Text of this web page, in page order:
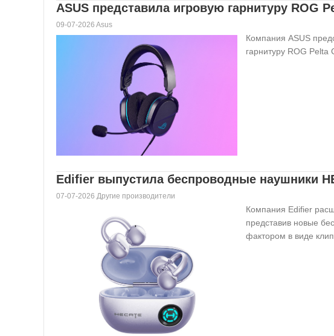
ASUS представила игровую гарнитуру ROG
09-07-2026 Asus
Компания ASUS
гарнитуру ROG Pelta
Edifier выпустила беспроводные наушники
07-07-2026 Другие производители
Компания Edifier
представив новые
фактором в виде